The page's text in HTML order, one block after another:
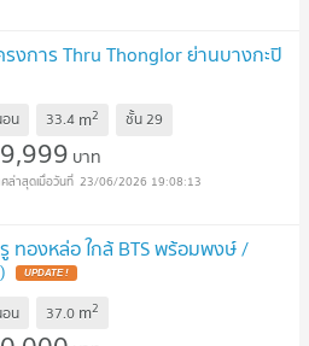
งการ Thru Thonglor ย่านบางกะปิ
น 33.4 m2 ชั้น29
บาท
23/06/2026 19:08:13
ทองหล่อ ใกล้ BTS พร้อมพงษ์ /
UPDATE !
น 37.0 m2